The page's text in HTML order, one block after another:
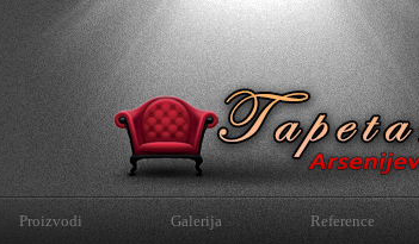
Proizvodi Galerija Reference